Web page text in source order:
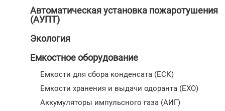
Автоматическая установка пожаротушения
(АУПТ)
Экология
Емкостное оборудование
Емкости для сбора конденсата (ЕСК)
Емкости хранения и выдачи одоранта (ЕХО)
Аккумуляторы импульсного газа (АИГ)